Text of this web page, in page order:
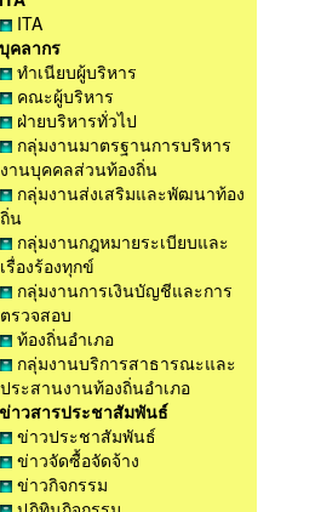
ITA
บุคลากร
ทำเนียบผู้บริหาร
คณะผู้บริหาร
ฝ่ายบริหารทั่วไป
กลุ่มงานมาตรฐานการบริหาร
งานบุคคลส่วนท้องถิ่น
กลุ่มงานส่งเสริมและพัฒนาท้อง
ถิ่น
กลุ่มงานกฎหมายระเบียบและ
เรื่องร้องทุกข์
กลุ่มงานการเงินบัญชีและการ
ตรวจสอบ
ท้องถิ่นอำเภอ
กลุ่มงานบริการสาธารณะและ
ประสานงานท้องถิ่นอำเภอ
ข่าวสารประชาสัมพันธ์
ข่าวประชาสัมพันธ์
ข่าวจัดซื้อจัดจ้าง
ข่าวกิจกรรม